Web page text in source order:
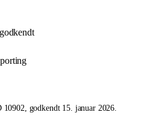
godkendt 15. januar 2026.